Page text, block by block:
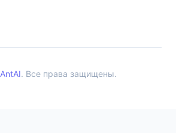
AntAI. Все права защищены.